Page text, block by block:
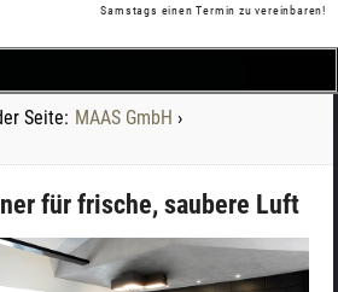
Samstags einen Termin zu vereinbaren!
Seite: MAAS GmbH ›
für frische, saubere Luft